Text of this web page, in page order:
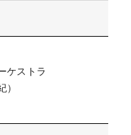
ケストラ
）